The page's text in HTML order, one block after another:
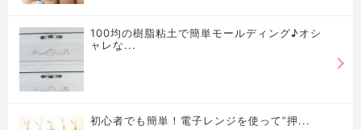
100均の樹脂粘土で簡単モールディング♪オシ
ャレな...
初心者でも簡単！電子レンジを使って”押...